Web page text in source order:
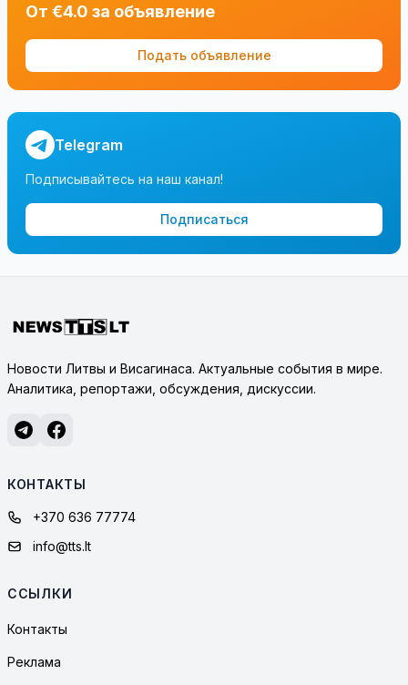
От €4.0 за объявление
Подать объявление
Telegram
Подписывайтесь на наш канал!
Подписаться
Новости Литвы и Висагинаса. Актуальные события в мире.
Аналитика, репортажи, обсуждения, дискуссии.
КОНТАКТЫ
+370 636 77774
info@tts.lt
ССЫЛКИ
Контакты
Реклама